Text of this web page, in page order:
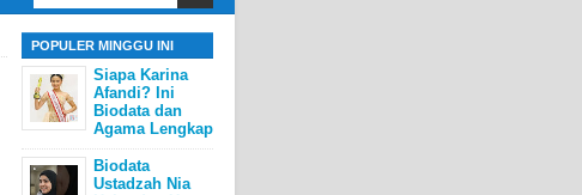
POPULER MINGGU INI
Siapa Karina
Afandi? Ini
Biodata dan
Agama Lengkap
Biodata
Ustadzah Nia